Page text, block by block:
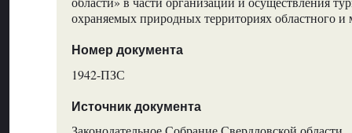
охраняемых природных территориях областного и
Номер документа
1942-ПЗС
Источник документа